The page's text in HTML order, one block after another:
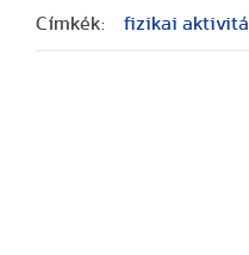
Címkék: fizikai